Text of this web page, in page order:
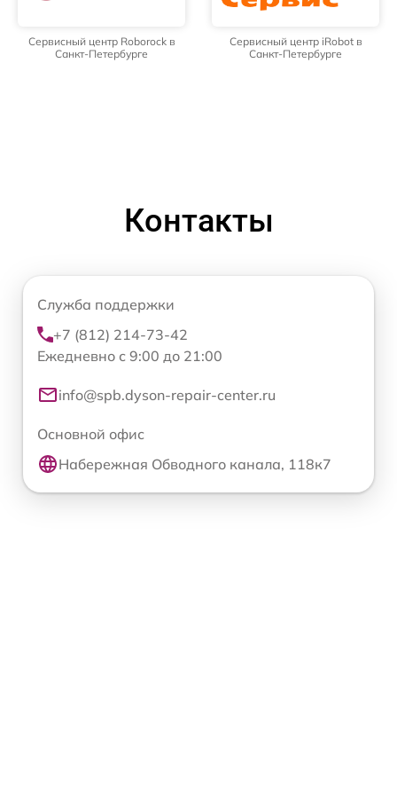
Сервисный центр Roborock в
Санкт-Петербурге
Сервисный центр iRobot в
Санкт-Петербурге
Контакты
Служба поддержки
+7 (812) 214-73-42
Ежедневно с 9:00 до 21:00
info@spb.dyson-repair-center.ru
Основной офис
Набережная Обводного канала, 118к7